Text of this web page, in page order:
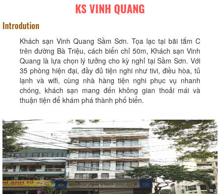
KS VINH QUANG
Introdution
Khách sạn Vinh Quang Sầm Sơn. Tọa lạc tại bãi tắm C
trên đường Bà Triệu, cách biển chỉ 50m, Khách sạn Vinh
Quang là lựa chọn lý tưởng cho kỳ nghỉ tại Sầm Sơn. Với
35 phòng hiện đại, đầy đủ tiện nghi như tivi, điều hòa, tủ
lạnh và wifi, cùng nhà hàng tiện nghi phục vụ nhanh
chóng, khách sạn mang đến không gian thoải mái và
thuận tiện để khám phá thành phố biển.